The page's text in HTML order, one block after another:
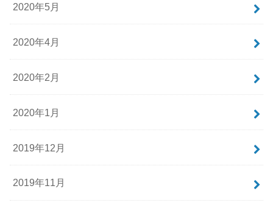
2020年5月
2020年4月
2020年2月
2020年1月
2019年12月
2019年11月